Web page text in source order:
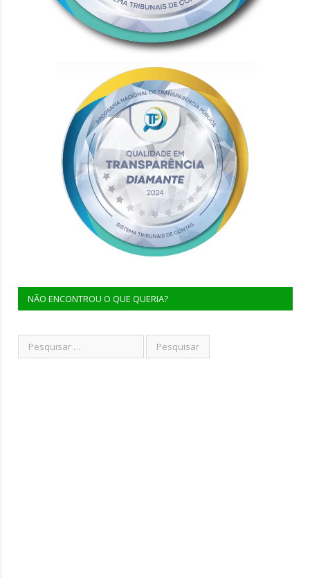
NÃO ENCONTROU O QUE QUERIA?